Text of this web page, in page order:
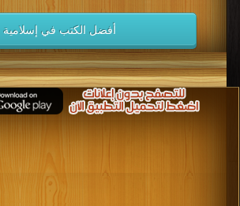
كتب 1978
كتب 1977 كتب 1976
كتب 1974
كتب 1973 كتب 1972
كتب 1970
كتب 1969 كتب 1968
كتب 1966
كتب 1965 كتب 1964
كتب 1962
كتب 1961 كتب 1960
كتب 1957
كتب 1952
أفضل الكتب في إسلامية